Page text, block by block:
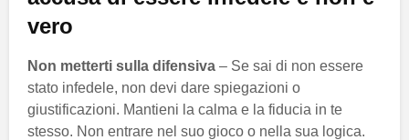
vero
Non metterti sulla difensiva – Se sai di non essere
stato infedele, non devi dare spiegazioni o
giustificazioni. Mantieni la calma e la fiducia in te
stesso. Non entrare nel suo gioco o nella sua logica.